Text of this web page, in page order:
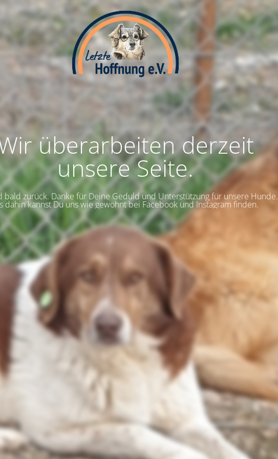
überarbeiten derzeit
unsere Seite.
bald zurück. Danke für Deine Geduld und Unterstützung für unsere Hunde.
dahin kannst Du uns wie gewohnt bei Facebook und Instagram finden.